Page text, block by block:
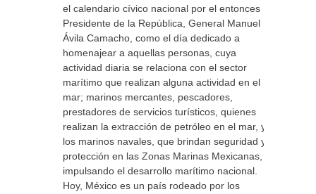
el calendario cívico nacional por el entonces
Presidente de la República, General Manuel
Ávila Camacho, como el día dedicado a
homenajear a aquellas personas, cuya
actividad diaria se relaciona con el sector
marítimo que realizan alguna actividad en el
mar; marinos mercantes, pescadores,
prestadores de servicios turísticos, quienes
realizan la extracción de petróleo en el mar, y
los marinos navales, que brindan seguridad y
protección en las Zonas Marinas Mexicanas,
impulsando el desarrollo marítimo nacional.
Hoy, México es un país rodeado por los